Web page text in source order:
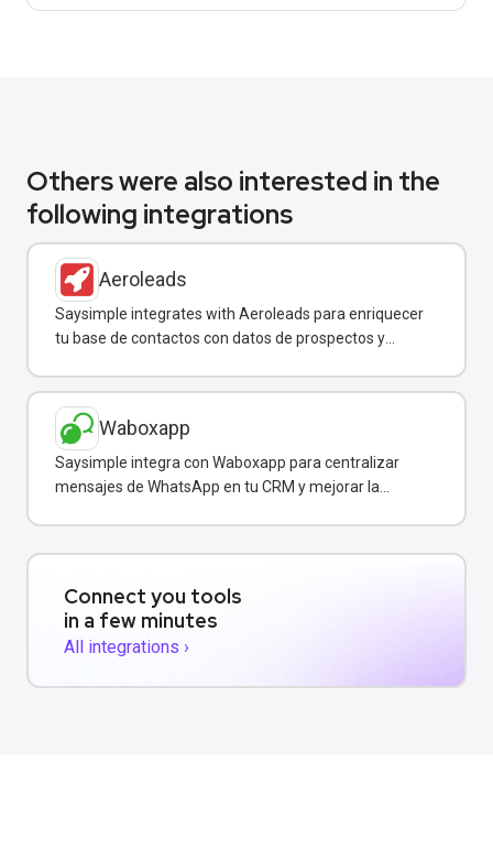
Others were also interested in the
following integrations
Aeroleads
Saysimple integrates with Aeroleads para enriquecer
tu base de contactos con datos de prospectos y
Waboxapp
Saysimple integra con Waboxapp para centralizar
mensajes de WhatsApp en tu CRM y mejorar la
Connect you tools
in a few minutes
All integrations ›